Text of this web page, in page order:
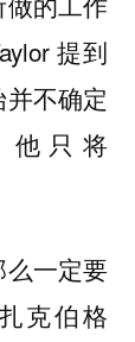
提到
不确定
他只将
一定要
克伯格